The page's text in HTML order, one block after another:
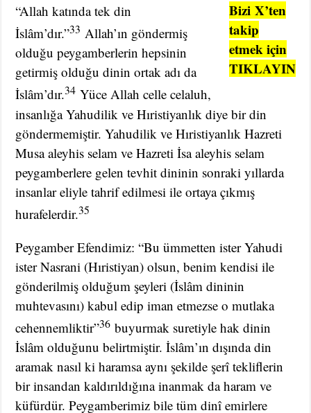
Bizi X’ten
takip
etmek için
TIKLAYIN
“Allah katında tek din
İslâm’dır.”33 Allah’ın göndermiş
olduğu peygamberlerin hepsinin
getirmiş olduğu dinin ortak adı da
İslâm’dır.34 Yüce Allah celle celaluh,
insanlığa Yahudilik ve Hıristiyanlık diye bir din
göndermemiştir. Yahudilik ve Hıristiyanlık Hazreti
Musa aleyhis selam ve Hazreti İsa aleyhis selam
peygamberlere gelen tevhit dininin sonraki yıllarda
insanlar eliyle tahrif edilmesi ile ortaya çıkmış
hurafelerdir.35
Peygamber Efendimiz: “Bu ümmetten ister Yahudi
ister Nasrani (Hıristiyan) olsun, benim kendisi ile
gönderilmiş olduğum şeyleri (İslâm dininin
muhtevasını) kabul edip iman etmezse o mutlaka
cehennemliktir”36 buyurmak suretiyle hak dinin
İslâm olduğunu belirtmiştir. İslâm’ın dışında din
aramak nasıl ki haramsa aynı şekilde şerî tekliflerin
bir insandan kaldırıldığına inanmak da haram ve
küfürdür. Peygamberimiz bile tüm dinî emirlere